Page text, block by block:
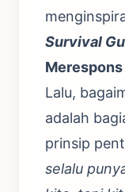
Survival
Lalu,
adalah
prinsip
selalu